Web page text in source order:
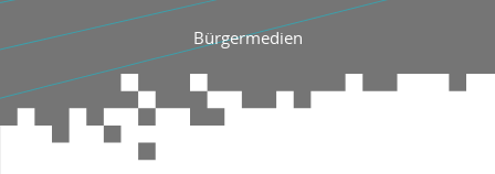
Bürgermedien